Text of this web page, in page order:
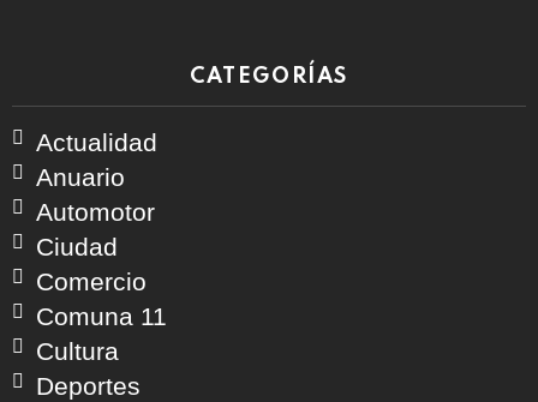
CATEGORÍAS
Actualidad
Anuario
Automotor
Ciudad
Comercio
Comuna 11
Cultura
Deportes